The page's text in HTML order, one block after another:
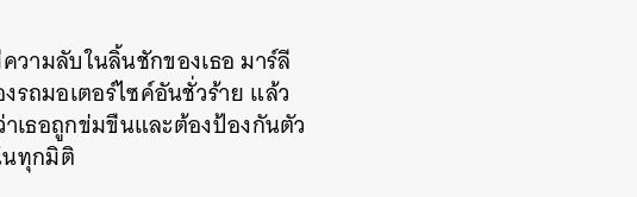
ามลับในลิ้นชักของเธอ มาร์ลี
ถมอเตอร์ไซค์อันชั่วร้าย แล้ว
าเธอถูกข่มขืนและต้องป้องกันตัว
นทุกมิติ